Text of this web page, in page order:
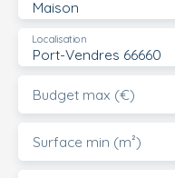
Maison
Port-Vendres 66660
Localisation
Budget max (€)
Surface min (m²)